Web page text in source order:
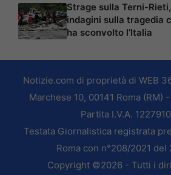
Strage sulla Terni-
indagini sulla tragedia
ha sconvolto l’Italia
Notizie.com di proprietà di WEB
Marchese 10, 00141 Roma (RM)
Partita I.V.A.
Testata Giornalistica registrata
Roma con n°208/2021 del
Copyright ©2026 - Tutti i